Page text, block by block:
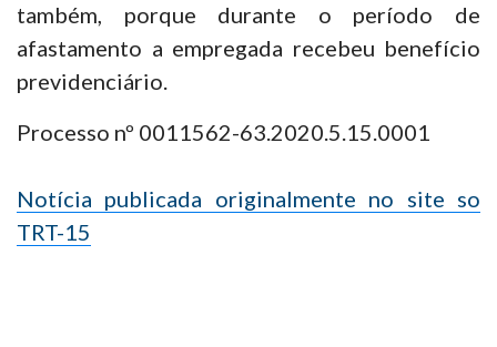
também, porque durante o período de
afastamento a empregada recebeu benefício
previdenciário.
Processo nº 0011562-63.2020.5.15.0001
Notícia publicada originalmente no site so
TRT-15